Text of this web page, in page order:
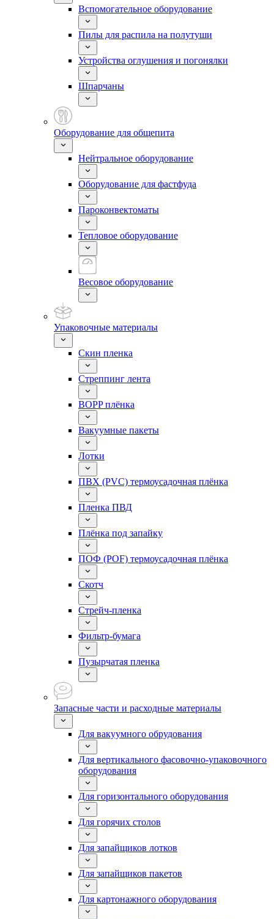
Вспомогательное оборудование
Пилы для распила на полутуши
Устройства оглушения и погонялки
Шпарчаны
Оборудование для общепита
Нейтральное оборудование
Оборудование для фастфуда
Пароконвектоматы
Тепловое оборудование
Весовое оборудование
Упаковочные материалы
Скин пленка
Стреппинг лента
BOPP плёнка
Вакуумные пакеты
Лотки
ПВХ (PVC) термоусадочная плёнка
Пленка ПВД
Плёнка под запайку
ПОФ (POF) термоусадочная плёнка
Скотч
Стрейч-пленка
Фильтр-бумага
Пузырчатая пленка
Запасные части и расходные материалы
Для вакуумного обрудования
Для вертикального фасовочно-упаковочного
оборудования
Для горизонтального оборудования
Для горячих столов
Для запайщиков лотков
Для запайщиков пакетов
Для картонажного оборудования